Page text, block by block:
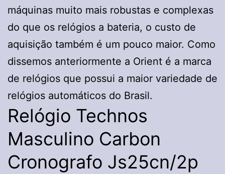
máquinas muito mais robustas e complexas
do que os relógios a bateria, o custo de
aquisição também é um pouco maior. Como
dissemos anteriormente a Orient é a marca
de relógios que possui a maior variedade de
relógios automáticos do Brasil.
Relógio Technos
Masculino Carbon
Cronografo Js25cn/2p